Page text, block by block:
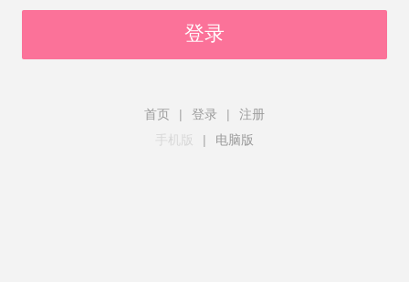
登录
首页 | 登录 |
注册
手机版
| 电脑版